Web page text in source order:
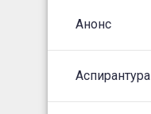
Анонс
Аспирантура